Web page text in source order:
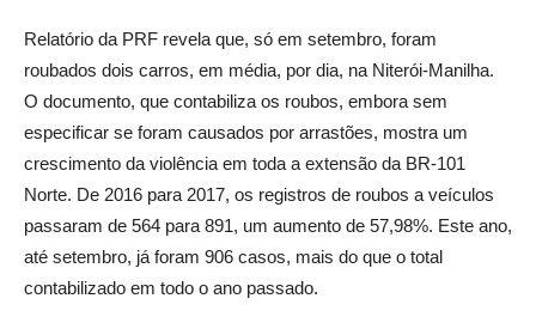
Relatório da PRF revela que, só em setembro, foram
roubados dois carros, em média, por dia, na Niterói-Manilha.
O documento, que contabiliza os roubos, embora sem
especificar se foram causados por arrastões, mostra um
crescimento da violência em toda a extensão da BR-101
Norte. De 2016 para 2017, os registros de roubos a veículos
passaram de 564 para 891, um aumento de 57,98%. Este ano,
até setembro, já foram 906 casos, mais do que o total
contabilizado em todo o ano passado.